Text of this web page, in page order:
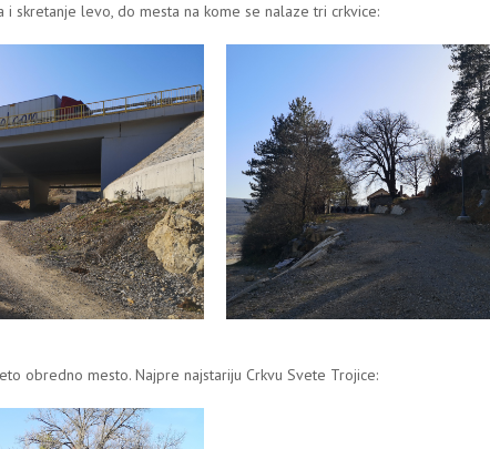
i skretanje levo, do mesta na kome se nalaze tri crkvice:
obredno mesto. Najpre najstariju Crkvu Svete Trojice: